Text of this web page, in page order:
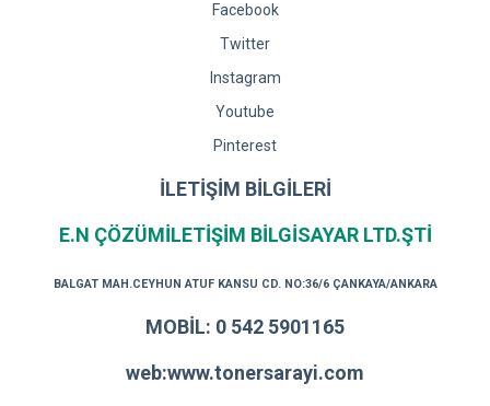
Facebook
Twitter
Instagram
Youtube
Pinterest
İLETİŞİM BİLGİLERİ
E.N ÇÖZÜMİLETİŞİM BİLGİSAYAR LTD.ŞTİ
BALGAT MAH.CEYHUN ATUF KANSU CD. NO:36/6 ÇANKAYA/ANKARA
MOBİL: 0 542 5901165
web:www.tonersarayi.com